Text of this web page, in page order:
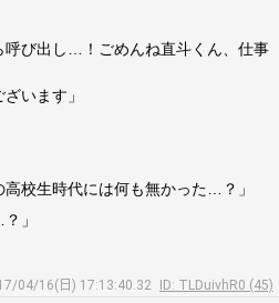
呼び出し…！ごめんね直斗くん、仕事
います」
校生時代には何も無かった…？」
」
04/16(日) 17:13:40.32
ID: TLDuivhR0 (45)